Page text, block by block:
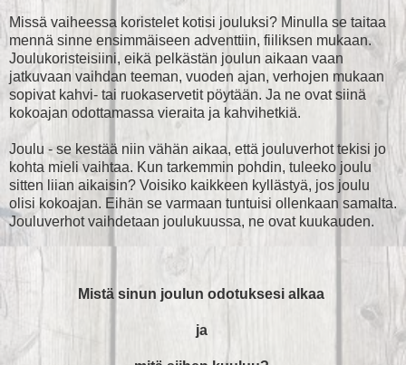
Missä vaiheessa koristelet kotisi jouluksi? Minulla se taitaa
mennä sinne ensimmäiseen adventtiin, fiiliksen mukaan.
Joulukoristeisiini, eikä pelkästän joulun aikaan vaan
jatkuvaan vaihdan teeman, vuoden ajan, verhojen mukaan
sopivat kahvi- tai ruokaservetit pöytään. Ja ne ovat siinä
kokoajan odottamassa vieraita ja kahvihetkiä.
Joulu - se kestää niin vähän aikaa, että jouluverhot tekisi jo
kohta mieli vaihtaa. Kun tarkemmin pohdin, tuleeko joulu
sitten liian aikaisin? Voisiko kaikkeen kyllästyä, jos joulu
olisi kokoajan. Eihän se varmaan tuntuisi ollenkaan samalta.
Jouluverhot vaihdetaan joulukuussa, ne ovat kuukauden.
Mistä sinun joulun odotuksesi alkaa
ja